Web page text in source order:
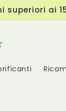
superiori ai